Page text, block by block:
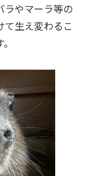
ラやマーラ等の
生え変わるこ